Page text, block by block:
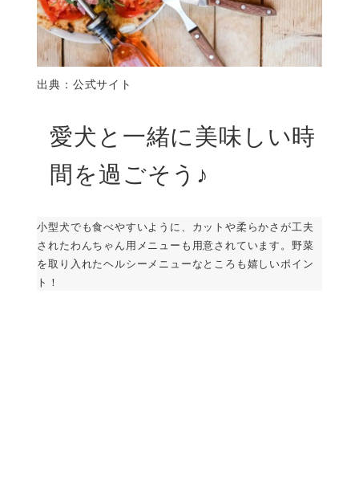
出典：公式サイト
愛犬と一緒に美味しい時
間を過ごそう♪
小型犬でも食べやすいように、カットや柔らかさが工夫
されたわんちゃん用メニューも用意されています。野菜
を取り入れたヘルシーメニューなところも嬉しいポイン
ト！